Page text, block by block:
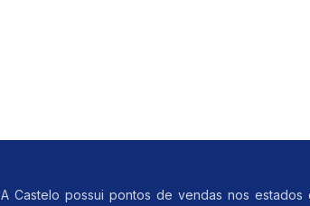
A Castelo possui pontos de vendas nos estados